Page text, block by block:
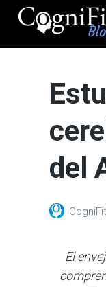
CogniFit
Health
Brain Training,
del
CogniFit
El